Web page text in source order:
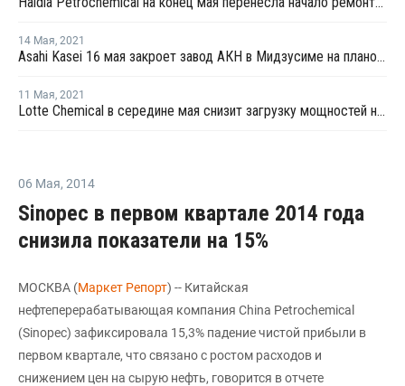
14 Мая, 2021
Asahi Kasei 16 мая закроет завод АКН в Мидзусиме на плановый ремонт
11 Мая, 2021
Lotte Chemical в середине мая снизит загрузку мощностей на заводе стирола в Даэсане до 60%
06 Мая, 2014
Sinopec в первом квартале 2014 года
снизила показатели на 15%
МОСКВА (Маркет Репорт) -- Китайская
нефтеперерабатывающая компания China Petrochemical
(Sinopec) зафиксировала 15,3% падение чистой прибыли в
первом квартале, что связано с ростом расходов и
снижением цен на сырую нефть, говорится в отчете